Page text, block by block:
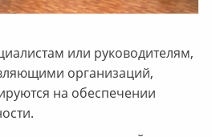
или руководителям,
организаций,
на обеспечении